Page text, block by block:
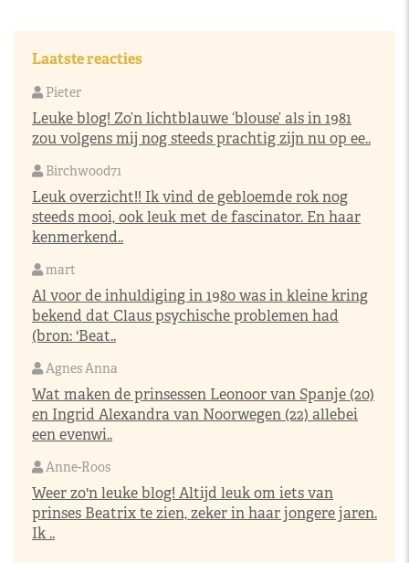
Laatste reacties
Pieter
Leuke blog! Zo’n lichtblauwe ‘blouse’ als in 1981
zou volgens mij nog steeds prachtig zijn nu op ee..
Birchwood71
Leuk overzicht!! Ik vind de gebloemde rok nog
steeds mooi, ook leuk met de fascinator. En haar
kenmerkend..
mart
Al voor de inhuldiging in 1980 was in kleine kring
bekend dat Claus psychische problemen had
(bron: 'Beat..
Agnes Anna
Wat maken de prinsessen Leonoor van Spanje (20)
en Ingrid Alexandra van Noorwegen (22) allebei
een evenwi..
Anne-Roos
Weer zo'n leuke blog! Altijd leuk om iets van
prinses Beatrix te zien, zeker in haar jongere jaren.
Ik ..